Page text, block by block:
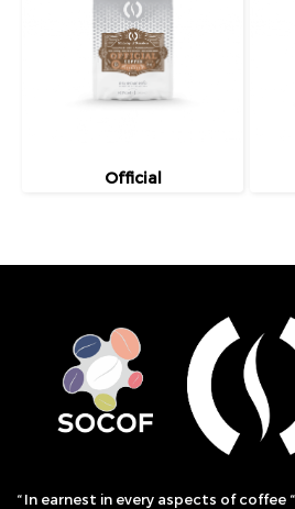
Official
“ In earnest in every aspects of coffee “